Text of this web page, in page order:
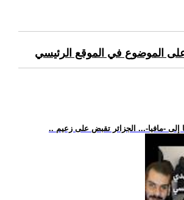
على الموضوع في الموقع الرئيسي
إلى -مافيا-... الجزائر تقبض على زعيم